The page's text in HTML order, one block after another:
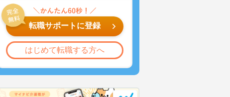
転職サポートに登録
はじめて転職する方へ